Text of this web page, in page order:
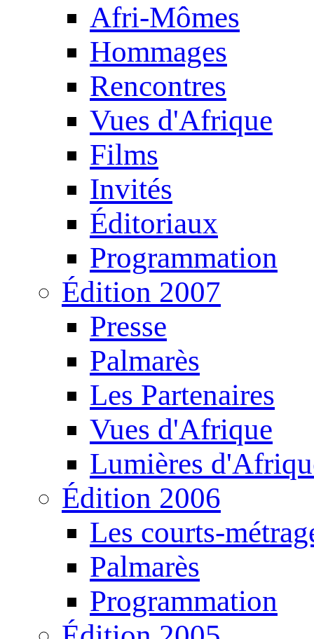
Afri-Mômes
Hommages
Rencontres
Vues d'Afrique
Films
Invités
Éditoriaux
Programmation
Édition 2007
Presse
Palmarès
Les Partenaires
Vues d'Afrique
Lumières
Édition 2006
Les courts-
Palmarès
Programmation